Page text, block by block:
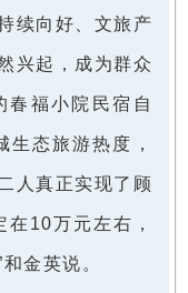
续向好、文旅产
兴起，成为群众
春福小院民宿自
态旅游热度，
人真正实现了顾
10万元左右，
金英说。